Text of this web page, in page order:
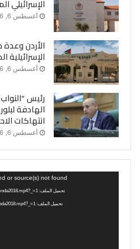
الإسرائيلي
أغسطس 6, 2026
الأردن
أغسطس 6, 2026
رئيس
الهادفة
انتهاكات
أغسطس 6, 2026
or source(s) not found
تحميل الملف: https://7areer.com/wp-content/uploads/2019/02/voda2018.mp4?_=1
تحميل الملف: http://7areer.com/wp-content/uploads/2019/02/voda2018.mp4?_=1